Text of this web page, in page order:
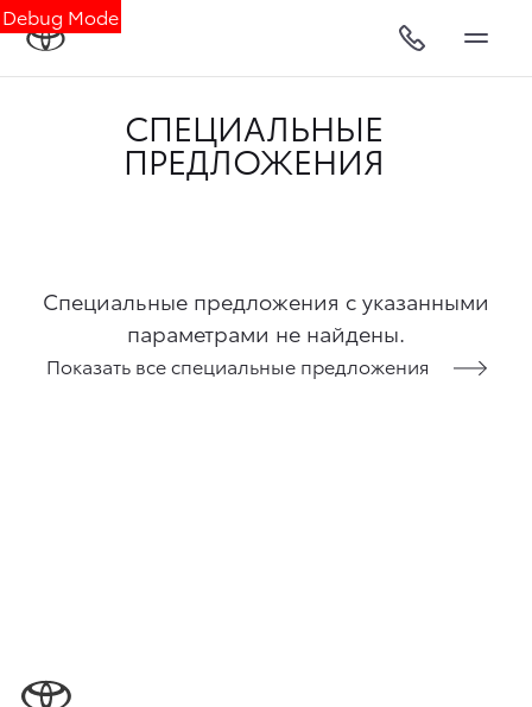
Debug Mode
СПЕЦИАЛЬНЫЕ
ПРЕДЛОЖЕНИЯ
Специальные предложения с указанными
параметрами не найдены.
Показать все специальные предложения